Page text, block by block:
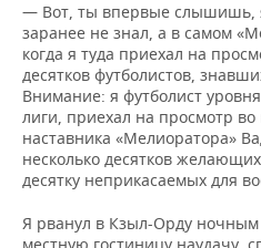
— Вот, ты впервые слышишь,
заранее не знал, а в самом
когда я туда приехал на
десятков футболистов,
Внимание: я футболист
лиги, приехал на просмотр во
наставника «Мелиоратора»
несколько десятков
десятку неприкасаемых для
Я рванул в Кзыл-Орду